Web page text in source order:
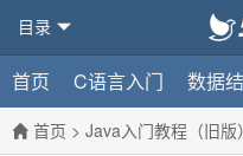
首页 C语言入门 数据
目录
首页 > Java入门教程（旧版）